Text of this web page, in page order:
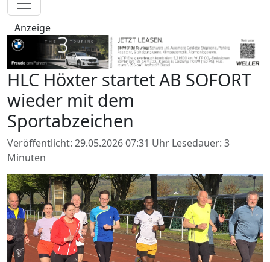
Anzeige
HLC Höxter startet AB SOFORT
wieder mit dem
Sportabzeichen
Veröffentlicht: 29.05.2026 07:31 Uhr Lesedauer: 3
Minuten